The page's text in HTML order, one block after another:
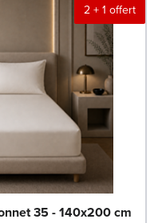
2 + 1 offert
35 - 140x200 cm